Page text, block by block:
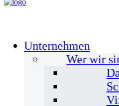
Unternehmen
Wer wir